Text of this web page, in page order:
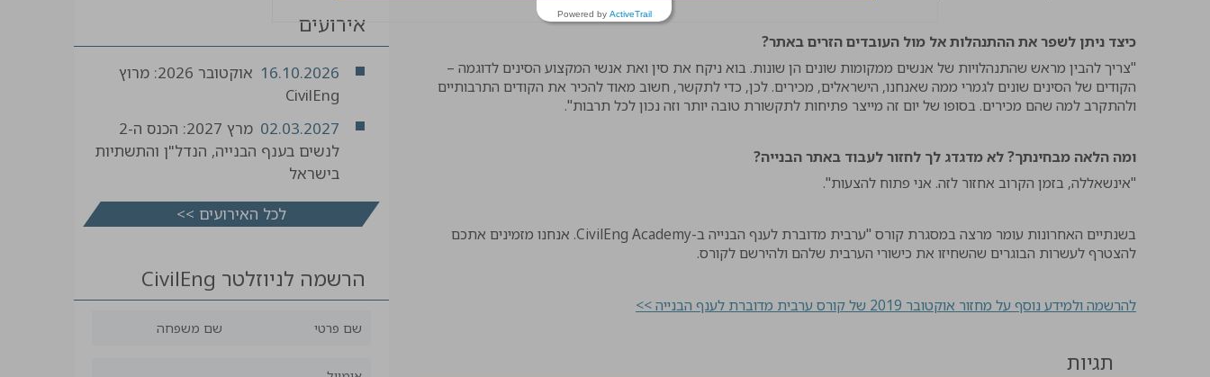
כיצד ניתן לשפר את ההתנהלות אל מול העובדים הזרים באתר?
"צריך להבין מראש שהתנהלויות של אנשים ממקומות שונים הן שונות. בוא ניקח את סין ואת אנשי המקצוע הסינים לדוגמה –
הקודים של הסינים שונים לגמרי ממה שאנחנו, הישראלים, מכירים. לכן, כדי לתקשר, חשוב מאוד להכיר את הקודים התרבותיים
ולהתקרב למה שהם מכירים. בסופו של יום זה מייצר פתיחות לתקשורת טובה יותר וזה נכון לכל תרבות".
ומה הלאה מבחינתך? לא מדגדג לך לחזור לעבוד באתר הבנייה?
"אינשאללה, בזמן הקרוב אחזור לזה. אני פתוח להצעות".
בשנתיים האחרונות עומר מרצה במסגרת קורס "ערבית מדוברת לענף הבנייה ב-CivilEng Academy. אנחנו מזמינים אתכם
להצטרף לעשרות הבוגרים שהשחיזו את כישורי הערבית שלהם ולהירשם לקורס.
להרשמה ולמידע נוסף על מחזור אוקטובר 2019 של קורס ערבית מדוברת לענף הבנייה >>
תגיות
אירועים
16.10.2026
אוקטובר 2026: מרוץ
CivilEng
02.03.2027
מרץ 2027: הכנס ה-2
לנשים בענף הבנייה, הנדל"ן והתשתיות
בישראל
לכל האירועים >>
הרשמה לניוזלטר CivilEng
Powered by ActiveTrail